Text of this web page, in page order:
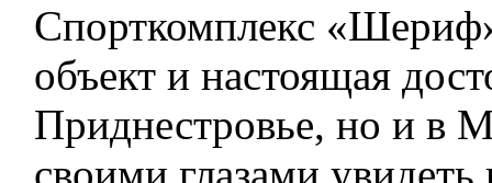
Спорткомплекс
объект и настоящая
Приднестровье, но и в
своими глазами